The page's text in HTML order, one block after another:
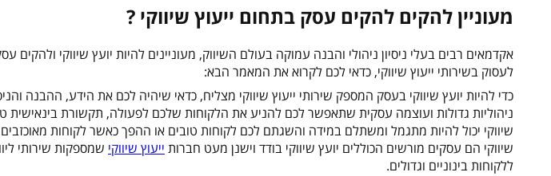
מעוניין להקים להקים עסק בתחום ייעוץ שיווקי ?
אקדמאים רבים בעלי ניסיון ניהולי והבנה עמוקה בעולם השיווק, מעוניינים להיות יועץ שיווקי ולהקים
לעסוק בשירותי ייעוץ שיווקי, כדאי לכם לקרוא את המאמר הבא:
כדי להיות יועץ שיווקי בעסק המספק שירותי ייעוץ שיווקי מצליח, כדאי שיהיה לכם את הידע, ההבנה
ניהוליות גדולות ועוצמה עסקית שתאפשר לכם להניע את הלקוחות שלכם לפעולה, תקשורת בינאישית
שיווקי יכול להיות מתגמל ומשתלם במידה והשגתם לכם לקוחות טובים או ההפך כאשר לקוחות
שיווקי הם עסקים מורשים הכוללים יועץ שיווקי בודד וישנן מעט חברות ייעוץ שיווקי שמספקות שירותי
ללקוחות בינוניים וגדולים.